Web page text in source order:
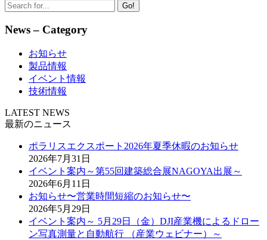
Go!
News – Category
お知らせ
製品情報
イベント情報
技術情報
LATEST NEWS
最新のニュース
ポラリスエクスポート2026年夏季休暇のお知らせ
2026年7月31日
イベント案内～第55回建築総合展NAGOYA出展～
2026年6月11日
お知らせ〜営業時間短縮のお知らせ〜
2026年5月29日
イベント案内～ 5月29日（金）DJI産業機によるドロー
ン写真測量と自動航行 （産業ウェビナー）～